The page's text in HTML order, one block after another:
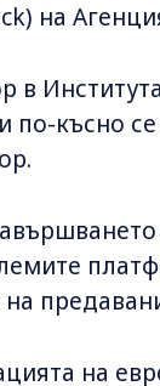
на
в
по-късно
на